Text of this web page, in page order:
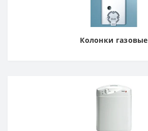
Колонки газовые